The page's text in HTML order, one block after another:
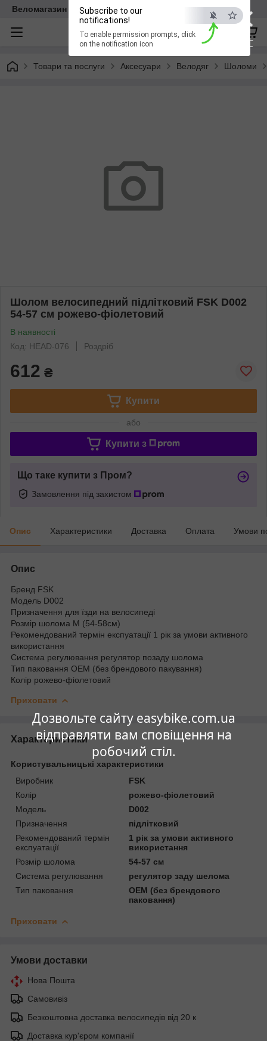
×
ESC
Дозвольте сайту easybike.com.ua
відправляти вам сповіщення на
робочий стіл.
Subscribe to our
notifications!
To enable permission prompts, click
on the notification icon
Веломагазин EasyBike
Товари та послуги Аксесуари Велодяг Шоломи
Шолом велосипедний підлітковий FSK D002
54-57 см рожево-фіолетовий
В наявності
Код: HEAD-076
Роздріб
612 ₴
Купити
або
Купити з
Що таке купити з Пром?
Замовлення під захистом
Опис Характеристики Доставка Оплата Умови
Опис
Бренд FSK
Модель D002
Призначення для їзди на велосипеді
Розмір шолома M (54-58см)
Рекомендований термін експуатації 1 рік за умови активного
використання
Система регулювання регулятор позаду шолома
Тип паковання OEM (без брендового пакування)
Колір рожево-фіолетовий
Приховати
Характеристики
Користувальницькі характеристики
Виробник
FSK
Колір
рожево-фіолетовий
Мoдель
D002
Призначення
підлітковий
Рекомендований термін
експуатації
1 рік за умови активного
використання
Розмір шолома
54-57 см
Система регулювання
регулятор заду шелома
Тип паковання
OEM (без брендового
паковання)
Приховати
Умови доставки
Нова Пошта
Самовивіз
Безкоштовна доставка велосипедів від 20 к
Доставка кур'єром компанії